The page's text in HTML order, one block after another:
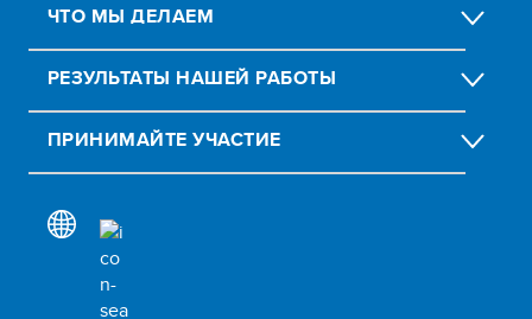
ЧТО МЫ ДЕЛАЕМ
РЕЗУЛЬТАТЫ НАШЕЙ РАБОТЫ
ПРИНИМАЙТЕ УЧАСТИЕ